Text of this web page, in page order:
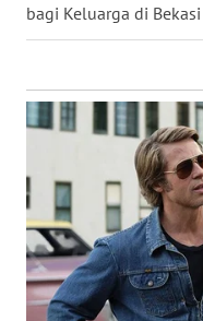
bagi Keluarga di Bekasi
DAIRI
DANAU
TOBA
WN
NIAS
WN
LANGKAT